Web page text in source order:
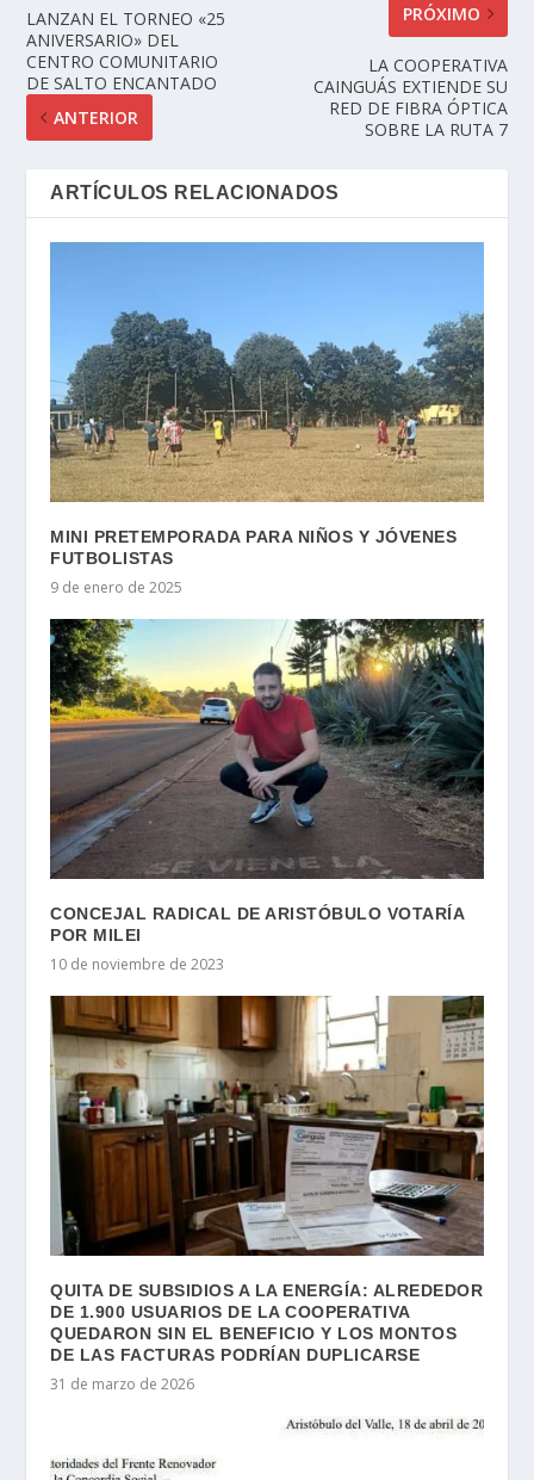
LANZAN EL TORNEO «25
ANIVERSARIO» DEL
CENTRO COMUNITARIO
DE SALTO ENCANTADO
ANTERIOR
PRÓXIMO
LA COOPERATIVA
CAINGUÁS EXTIENDE SU
RED DE FIBRA ÓPTICA
SOBRE LA RUTA 7
ARTÍCULOS RELACIONADOS
MINI PRETEMPORADA PARA NIÑOS Y JÓVENES
FUTBOLISTAS
9 de enero de 2025
CONCEJAL RADICAL DE ARISTÓBULO VOTARÍA
POR MILEI
10 de noviembre de 2023
QUITA DE SUBSIDIOS A LA ENERGÍA: ALREDEDOR
DE 1.900 USUARIOS DE LA COOPERATIVA
QUEDARON SIN EL BENEFICIO Y LOS MONTOS
DE LAS FACTURAS PODRÍAN DUPLICARSE
31 de marzo de 2026